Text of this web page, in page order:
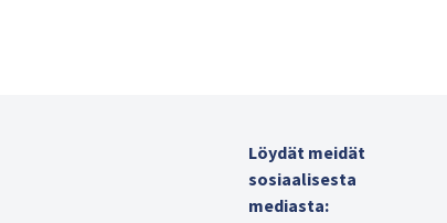
Löydät meidät
sosiaalisesta
mediasta: